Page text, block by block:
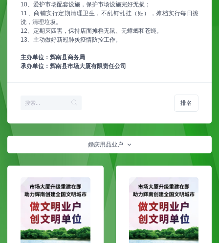
10、爱护市场配套设施，保护市场设施完好无损；
11、商铺实行定期清理卫生，不乱钉乱挂（贴），摊档实行每日擦
洗，清理垃圾。
12、定期灭四害，保持店面摊档无鼠、无蟑螂和苍蝇。
13、主动做好新冠肺炎疫情防控工作。
主办单位：辉南县商务局
承办单位：辉南县市场大厦有限责任公司
排名
婚庆用品业户